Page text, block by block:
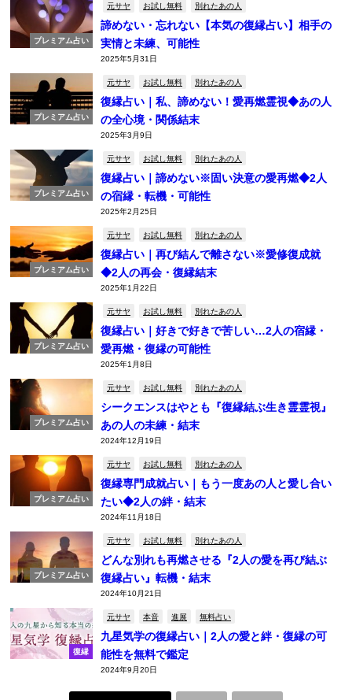
プレミアム占い
元サヤ お試し無料 別れたあの人
諦めない・忘れない【本気の復縁占い】相手の
実情と未練、可能性
2025年5月31日
プレミアム占い
元サヤ お試し無料 別れたあの人
復縁占い｜私、諦めない！愛再燃霊視◆あの人
の全心境・関係結末
2025年3月9日
プレミアム占い
元サヤ お試し無料 別れたあの人
復縁占い｜諦めない※固い決意の愛再燃◆2人
の宿縁・転機・可能性
2025年2月25日
プレミアム占い
元サヤ お試し無料 別れたあの人
復縁占い｜再び結んで離さない※愛修復成就
◆2人の再会・復縁結末
2025年1月22日
プレミアム占い
元サヤ お試し無料 別れたあの人
復縁占い｜好きで好きで苦しい…2人の宿縁・
愛再燃・復縁の可能性
2025年1月8日
プレミアム占い
元サヤ お試し無料 別れたあの人
シークエンスはやとも『復縁結ぶ生き霊霊視』
あの人の未練・結末
2024年12月19日
プレミアム占い
元サヤ お試し無料 別れたあの人
復縁専門成就占い｜もう一度あの人と愛し合い
たい◆2人の絆・結末
2024年11月18日
プレミアム占い
元サヤ お試し無料 別れたあの人
どんな別れも再燃させる『2人の愛を再び結ぶ
復縁占い』転機・結末
2024年10月21日
復縁
元サヤ 本音 進展 無料占い
九星気学の復縁占い｜2人の愛と絆・復縁の可
能性を無料で鑑定
2024年9月20日